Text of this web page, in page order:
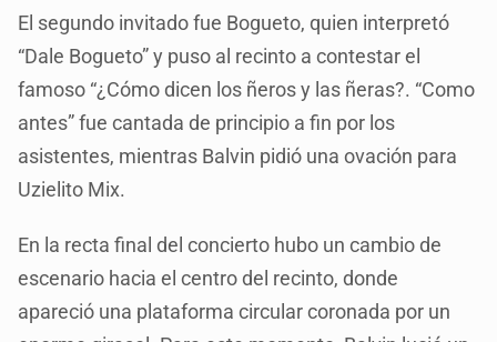
El segundo invitado fue Bogueto, quien interpretó
“Dale Bogueto” y puso al recinto a contestar el
famoso “¿Cómo dicen los ñeros y las ñeras?. “Como
antes” fue cantada de principio a fin por los
asistentes, mientras Balvin pidió una ovación para
Uzielito Mix.
En la recta final del concierto hubo un cambio de
escenario hacia el centro del recinto, donde
apareció una plataforma circular coronada por un